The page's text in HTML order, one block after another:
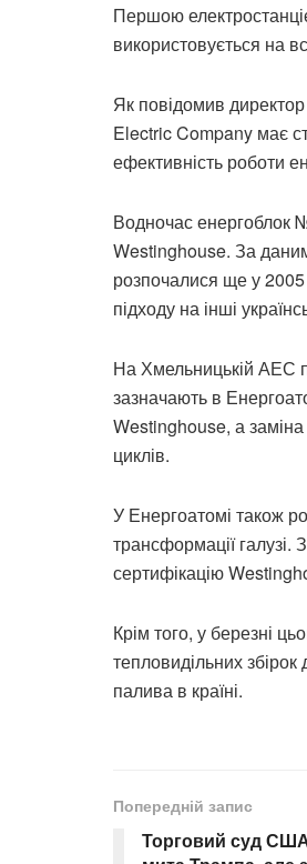
Першою
використовується на
Як повідомив
Electric Company має
ефективність роботи
Водночас енергоблок
Westinghouse. За
розпочалися ще у
підходу на інші
На Хмельницькій АЕС
зазначають в
Westinghouse, а заміна
циклів.
У Енергоатомі також
трансформації
сертифікацію
Крім того, у березні
тепловидільних
палива в країні.
Попередній запис
Торговий суд